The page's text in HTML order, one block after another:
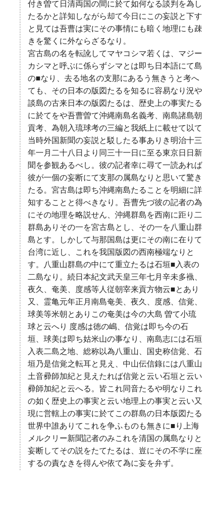
付き曽て日清両国の間に於て如何なる談判を為し
たるかと詳知しながら却て今日にこの妄説と下す
と見ては吾曹は実にその事情にも暗く地理にも疎
きを驚くに外ならざるなり。
宮古島の名を転訛してマヤコシマ若くは、マジー
カシマと呼ぶに係らずシマとは即ち日本語にて島
の■なり、去る地名の支那にあるう無きうと考へ
ても、その日本の版図たるを知るに容易なり況や
談島の古来日本の版図たるは、歴史上の事実たる
に於てをや吾曹曽て沖縄南島名義考、南島諸島朝
貢考、為朝入琉球考の三編と我紙上に載せて以て
当時外国新聞の妄説と駁したる事ありき明治十三
年一月二十八日より同三十一日に至る東京日日新
聞を参観あるべし。彼の記者幸に尋て一読あれば
彼が一個の妄断にて支那の属島なりと思いて驚き
たる。宮古島は即ち沖縄南島たることを明細に詳
知することと得べきなり。吾曹先づ彼の記者の為
にその地理を略説せん、沖縄群島を西南に距り二
群島ありその一を宮古島とし、その一を八重山群
島とす。しかして与那国島は更にその南に在りて
台湾に近し、これを我国版図の西南極端なりと
す。八重山群島の中にて重立たるは石垣■入表の
二島なり。続日本紀文武天皇三年七月辛未多褹、
夜久、奄美、度感等人従朝宰来貢方物云■とあり
又、霊亀元年正月南島奄美、夜久、度感、信覚、
球美等米朝とありこの奄美は今の大島 曽て小琉
球と云へり 度感は徳の嶋、信覚は即ち今の石
垣、球美は即ち姑米山の事なり、南島志には石垣
入表二島之地、総称以為八重山、国史称信覚、石
垣乃是信覚之転耳と見え、中山伝信錄には八重山
土音彛師加紀と見えたれば信覚と云い石垣と云い
彛師加紀と云へる。皆これ同音たるや明なりこれ
の如く歴史上の事実と云い地理上の事実と云い又
現に営轄上の事実に於てこの群島の日本版図たる
世界中誰ありてこれを争ふものも無きに■り上海
メルクリー新聞記者のみこれを清国の属島なりと
妄断してその説をたてたるは、豈にその不学に座
するの責なきを得んや依て為に妄を弁ず。